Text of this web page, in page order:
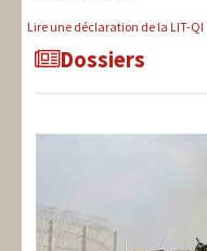
Lire une déclaration de la LIT-QI
Dossiers